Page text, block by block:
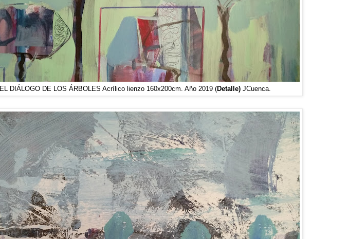
EL DIÁLOGO DE LOS ÁRBOLES Acrílico lienzo 160x200cm. Año 2019 (Detalle) JCuenca.